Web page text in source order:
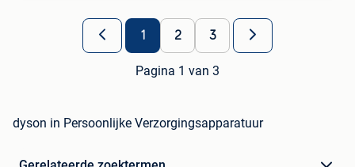
1 2 3
Pagina 1 van 3
dyson in Persoonlijke Verzorgingsapparatuur